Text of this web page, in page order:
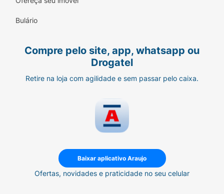
Bulário
Compre pelo site, app, whatsapp ou
Drogatel
Retire na loja com agilidade e sem passar pelo caixa.
Baixar aplicativo Araujo
Ofertas, novidades e praticidade no seu celular